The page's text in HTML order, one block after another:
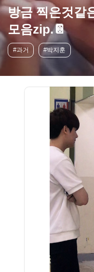
방금 찍은것같
모음zip.📔
#과거 #박지훈